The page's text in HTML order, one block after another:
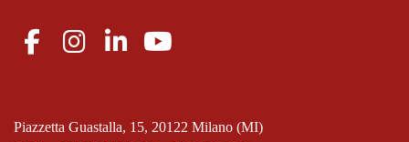
Piazzetta Guastalla, 15, 20122 Milano (MI)